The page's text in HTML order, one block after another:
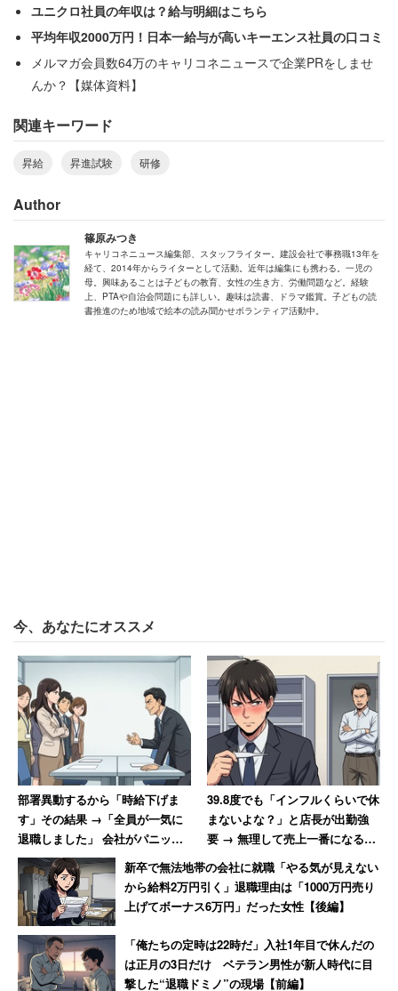
ユニクロ社員の年収は？給与明細はこちら
平均年収2000万円！日本一給与が高いキーエンス社員の口コミ
メルマガ会員数64万のキャリコネニュースで企業PRをしませ
んか？【媒体資料】
関連キーワード
昇給 昇進試験 研修
Author
篠原みつき
キャリコネニュース編集部、スタッフライター。建設会社で事務職13年を
経て、2014年からライターとして活動。近年は編集にも携わる。一児の
母。興味あることは子どもの教育、女性の生き方、労働問題など。経験
上、PTAや自治会問題にも詳しい。趣味は読書、ドラマ鑑賞。子どもの読
書推進のため地域で絵本の読み聞かせボランティア活動中。
今、あなたにオススメ
部署異動するから「時給下げま
す」その結果 →「全員が一気に
退職しました」 会社がパニック
に陥った話
39.8度でも「インフルくらいで休
まないよな？」と店長が出勤強
要 → 無理して売上一番になると
「ずっとインフルでいいんじゃ
ないか？」と言われて激怒した
男性
新卒で無法地帯の会社に就職「やる気が見えない
から給料2万円引く」退職理由は「1000万円売り
上げてボーナス6万円」だった女性【後編】
「俺たちの定時は22時だ」入社1年目で休んだの
は正月の3日だけ ベテラン男性が新人時代に目
撃した“退職ドミノ”の現場【前編】